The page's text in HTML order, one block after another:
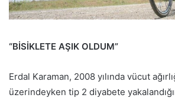
“BİSİKLETE AŞIK OLDUM”
Erdal Karaman, 2008 yılında vücut
üzerindeyken tip 2 diyabete